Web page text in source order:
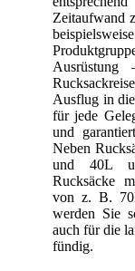
Zeitaufwand
Ausrüstung
Ausflug in
für jede
und
Neben
und 40L
Rucksäcke
von z. B.
werden Sie
auch für die
fündig.